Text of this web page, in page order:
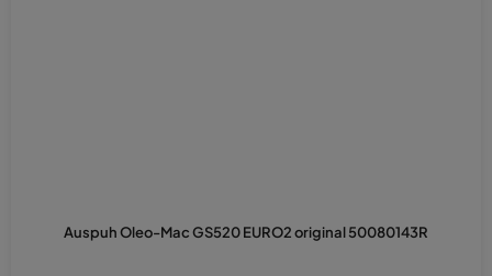
Auspuh Oleo-Mac GS520 EURO2 original 50080143R